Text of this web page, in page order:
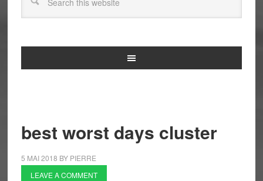
best worst days cluster
5 MAI 2018 BY PIERRE
LEAVE A COMMENT